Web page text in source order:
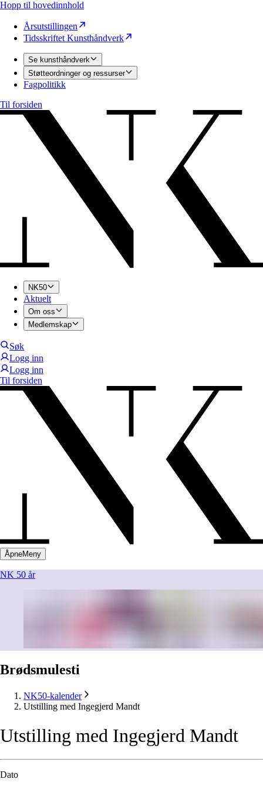
Hopp til hovedinnhold
Årsutstillingen
Tidsskriftet Kunsthåndverk
Se kunsthåndverk
Støtteordninger og ressurser
Fagpolitikk
Til forsiden
NK50
Aktuelt
Om oss
Medlemskap
Søk
Logg inn
Logg inn
Til forsiden
ÅpneMeny
NK 50 år
Brødsmulesti
NK50-kalender
Utstilling med Ingegjerd Mandt
Utstilling med Ingegjerd Mandt
Dato